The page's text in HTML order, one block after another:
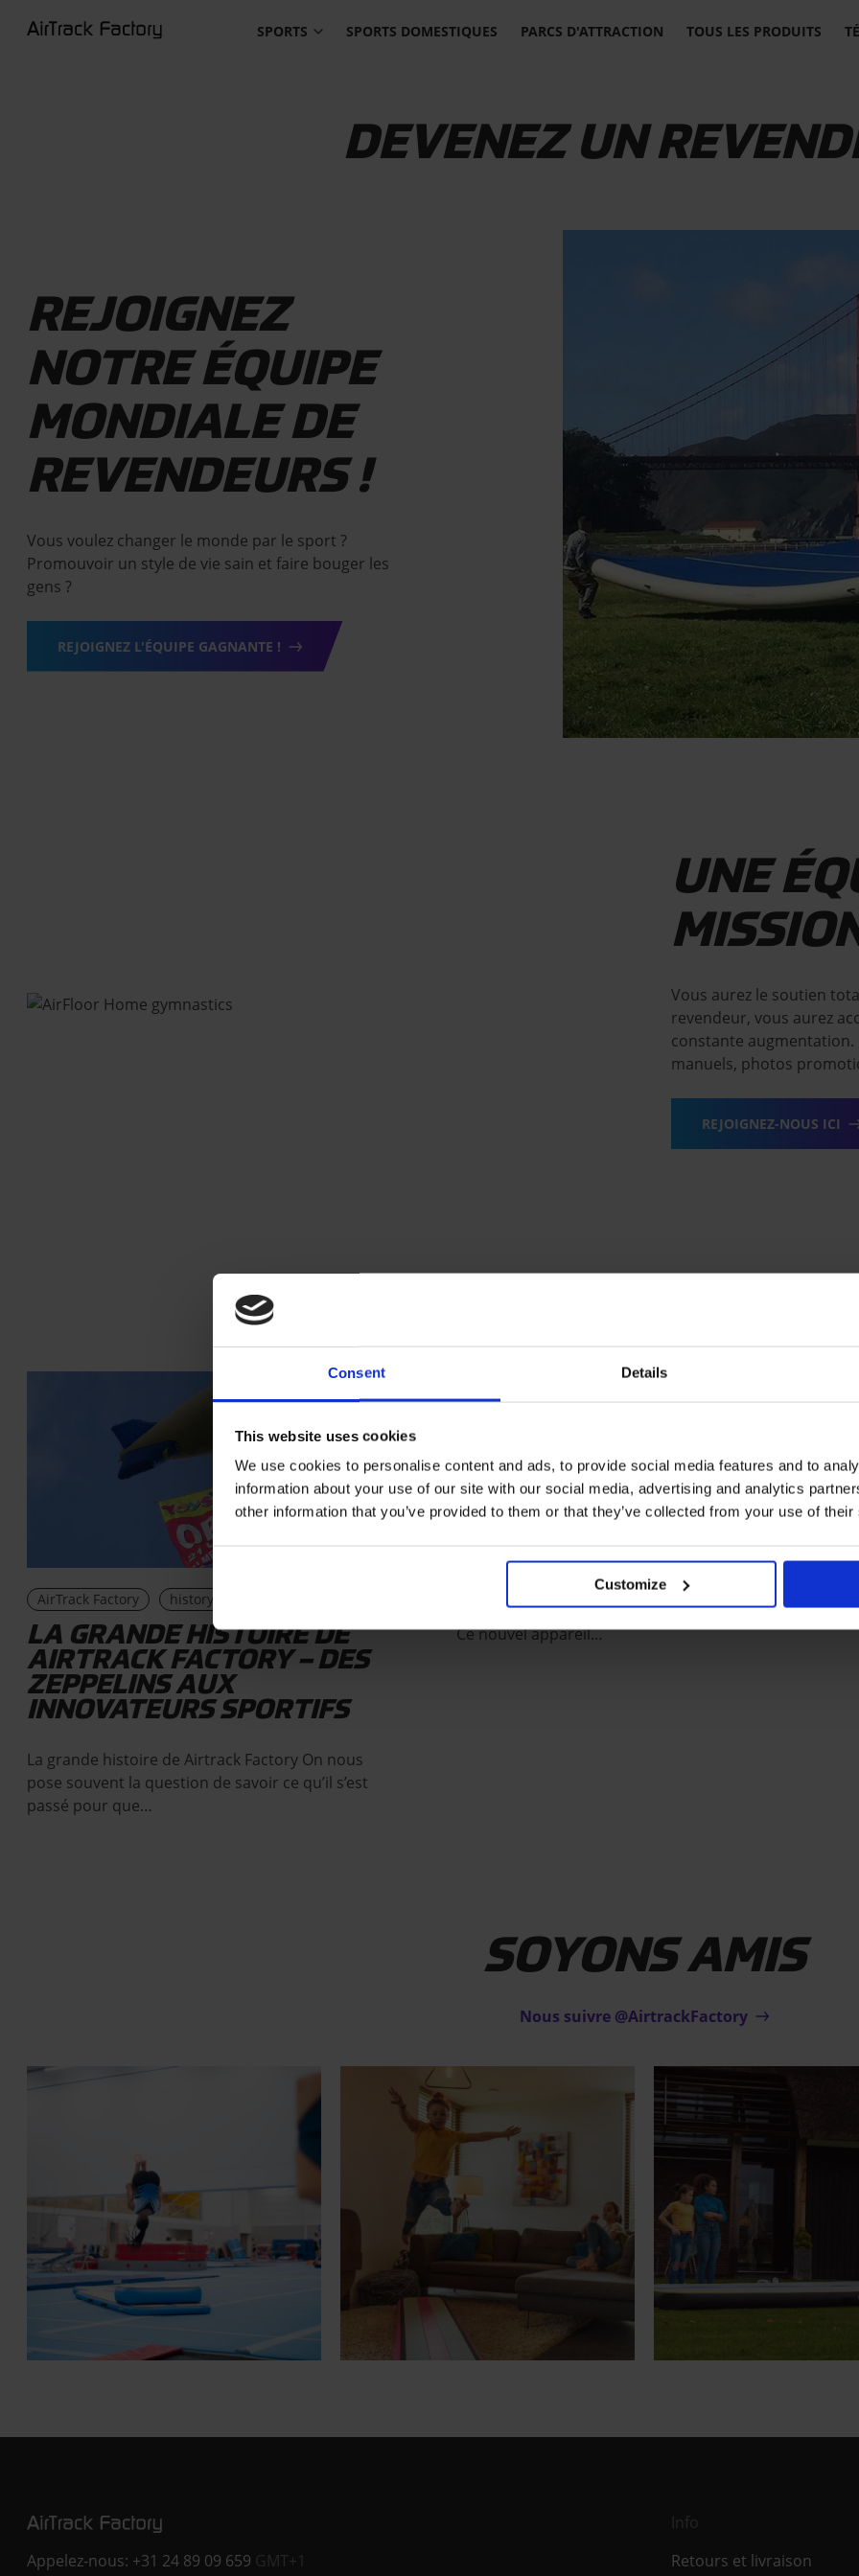
Consent Details
This website uses cookies
We use cookies to personalise content and ads, to provide social media features and to
information about your use of our site with our social media, advertising and analytics
other information that you’ve provided to them or that they’ve collected from your use of
Customize
SPORTS SPORTS DOMESTIQUES PARCS D'ATTRACTION TOUS LES PRODUITS
DEVENEZ UN
REJOIGNEZ
NOTRE ÉQUIPE
MONDIALE DE
REVENDEURS !
Vous voulez changer le monde par le sport ?
Promouvoir un style de vie sain et faire bouger les
gens ?
REJOIGNEZ L'ÉQUIPE GAGNANTE !
UNE
Vous aurez le soutien
revendeur, vous aurez
constante
manuels, photos
REJOIGNEZ-NOUS ICI
INSPIREZ-VOUS DE CES
CLIENTS
AirTrack Factory history
LA GRANDE HISTOIRE DE
AIRTRACK FACTORY – DES
ZEPPELINS AUX
INNOVATEURS SPORTIFS
La grande histoire de Airtrack Factory On nous
pose souvent la question de savoir ce qu’il s’est
passé pour que…
CLIENTS
LE AIRBAG S, ET
POURQUOI C’EST UN
COMPLÉMENT PARFAIT
POUR VOTRE GYMNASE
Le doux contact de l’air Le AirBag S par AirTrack
Factory est l’une de nos dernières innovations.
Ce nouvel appareil…
SOYONS AMIS
Nous suivre @AirtrackFactory
Appelez-nous: +31 24 89 09 659 GMT+1
Info
Retours et livraison